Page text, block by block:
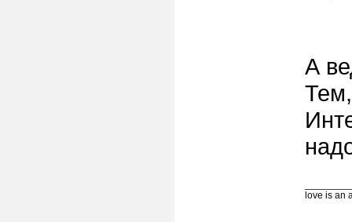
А
love is an